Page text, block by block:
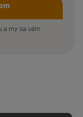
a my sa vám